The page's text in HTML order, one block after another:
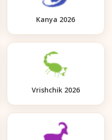
Kanya 2026
Vrishchik 2026